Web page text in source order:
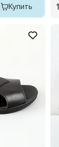
Купить